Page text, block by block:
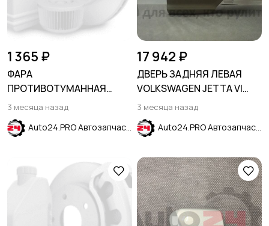
1 365 ₽
ФАРА
ПРОТИВОТУМАННАЯ
ПРАВАЯ KIA CEED 2018-
2021
3 месяца назад
Auto24.PRO Автозапчасти
17 942 ₽
ДВЕРЬ ЗАДНЯЯ ЛЕВАЯ
VOLKSWAGEN JETTA VI
2011-2018
3 месяца назад
Auto24.PRO Автозапчасти